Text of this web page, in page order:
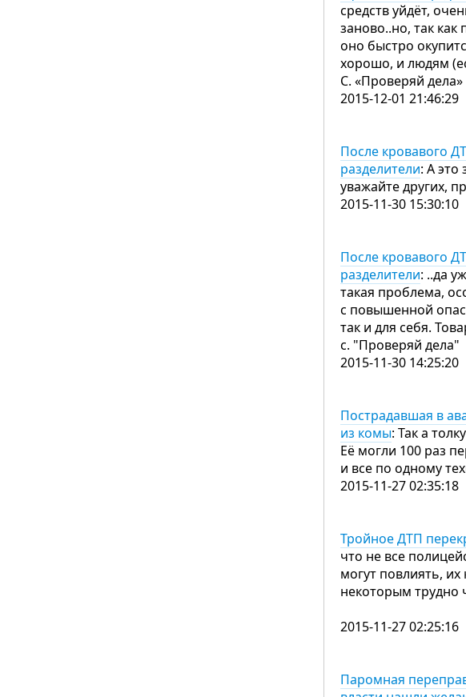
средств уйдёт,
заново..но, так
оно быстро
хорошо, и людям
С. «Проверяй дела»
2015-12-01 21:46:29
После кровавого
разделители: А это
уважайте других,
2015-11-30 15:30:10
После кровавого
разделители: ..да
такая проблема,
с повышенной
так и для себя.
с. "Проверяй дела"
2015-11-30 14:25:20
Пострадавшая в
из комы: Так а
Её могли 100 раз
и все по одному
2015-11-27 02:35:18
Тройное ДТП
что не все
могут повлиять, их
некоторым трудно
2015-11-27 02:25:16
Паромная